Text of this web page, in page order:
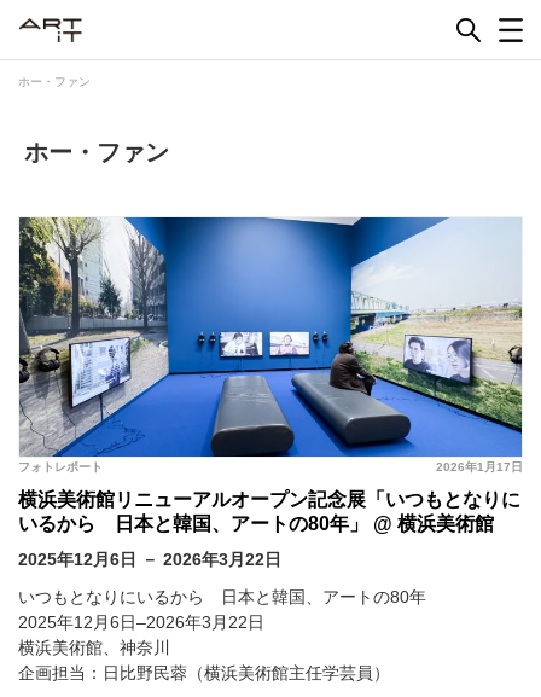
ホー・ファン
ホー・ファン
2026年1月17日
フォトレポート
横浜美術館リニューアルオープン記念展「いつもとなりに
いるから 日本と韓国、アートの80年」 @ 横浜美術館
2025年12月6日 － 2026年3月22日
いつもとなりにいるから 日本と韓国、アートの80年
2025年12月6日–2026年3月22日
横浜美術館、神奈川
企画担当：日比野民蓉（横浜美術館主任学芸員）